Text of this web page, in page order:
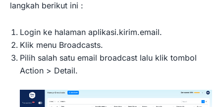
langkah berikut ini :
Login ke halaman aplikasi.kirim.email.
Klik menu Broadcasts.
Pilih salah satu email broadcast lalu klik tombol
Action > Detail.